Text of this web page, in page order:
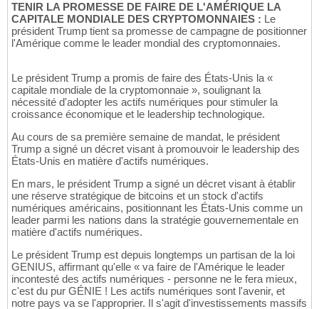
TENIR LA PROMESSE DE FAIRE DE L'AMÉRIQUE LA
CAPITALE MONDIALE DES CRYPTOMONNAIES : Le
président Trump tient sa promesse de campagne de positionner
l'Amérique comme le leader mondial des cryptomonnaies.
Le président Trump a promis de faire des États-Unis la «
capitale mondiale de la cryptomonnaie », soulignant la
nécessité d'adopter les actifs numériques pour stimuler la
croissance économique et le leadership technologique.
Au cours de sa première semaine de mandat, le président
Trump a signé un décret visant à promouvoir le leadership des
États-Unis en matière d'actifs numériques.
En mars, le président Trump a signé un décret visant à établir
une réserve stratégique de bitcoins et un stock d'actifs
numériques américains, positionnant les États-Unis comme un
leader parmi les nations dans la stratégie gouvernementale en
matière d'actifs numériques.
Le président Trump est depuis longtemps un partisan de la loi
GENIUS, affirmant qu'elle « va faire de l'Amérique le leader
incontesté des actifs numériques - personne ne le fera mieux,
c'est du pur GÉNIE ! Les actifs numériques sont l'avenir, et
notre pays va se l'approprier. Il s'agit d'investissements massifs